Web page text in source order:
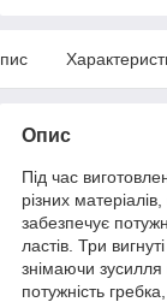
Опис
Під час
різних
забезпечує
ластів. Три
знімаючи зусилля
потужність